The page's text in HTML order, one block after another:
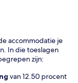
accommodatie je
In die toeslagen
zijn:
van 12.50 procent